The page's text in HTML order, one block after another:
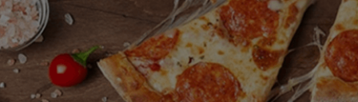
LA CARTE
VOTRE COMPTE
NOTRE RESTAURANT